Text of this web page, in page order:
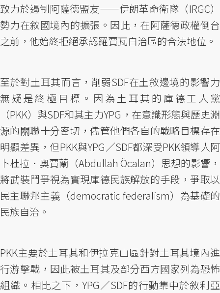
致力於遏制阿薩德盟友——伊朗革命衛隊（IRGC）
勢力在敘國境內的擴張。因此，在阿薩德政權倒台
之前，他始終拒絕承認羅賈瓦自治區的合法地位。
至於對土耳其而言，削弱SDF在土敘邊境的影響力
無疑是終極目標。因為土耳其的庫德工人黨
（PKK）與SDF和其主力YPG，在意識形態與歷史淵
源的關聯十分密切，儘管他們各自的戰略目標存在
明顯差異，但PKK與YPG／SDF都深受PKK領導人阿
卜杜拉．奧賈蘭（Abdullah Öcalan）思想的影響，
將武裝鬥爭視為實現庫德民族解放的手段，爭取以
民主聯邦主義（democratic federalism）為基礎的
民族自治。
PKK主要於土耳其和伊拉克山區針對土耳其境內進
行游擊戰，因此被土耳其及部分西方國家列為恐怖
組織。相比之下，YPG／SDF的行動集中於敘利亞